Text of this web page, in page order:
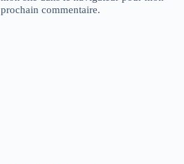
prochain commentaire.